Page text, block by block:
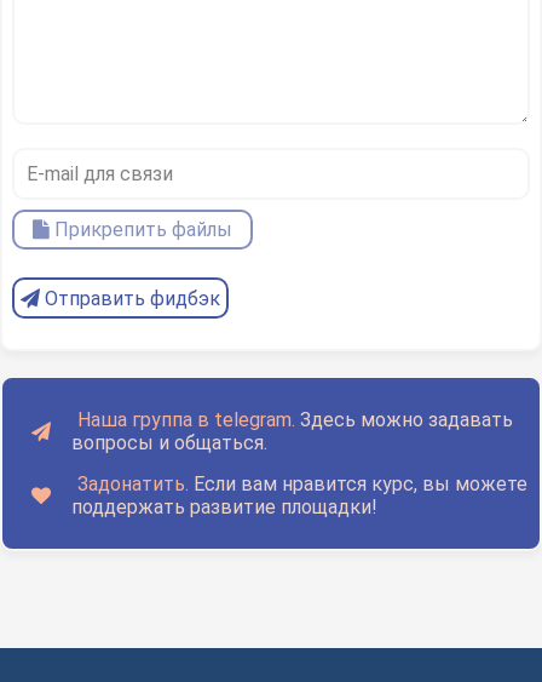
Прикрепить файлы
Отправить фидбэк
Наша группа в telegram. Здесь можно задавать
вопросы и общаться.
Задонатить. Если вам нравится курс, вы можете
поддержать развитие площадки!